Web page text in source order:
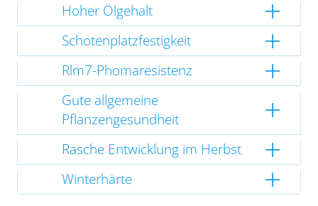
Hoher Ölgehalt
Schotenplatzfestigkeit
Rlm7-Phomaresistenz
Gute allgemeine
Pflanzengesundheit
Rasche Entwicklung im Herbst
Winterhärte